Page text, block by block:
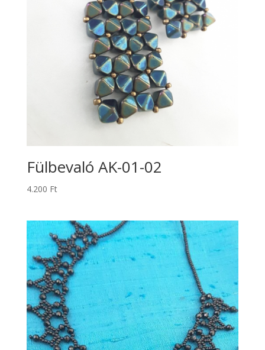
Fülbevaló AK-01-02
4.200 Ft